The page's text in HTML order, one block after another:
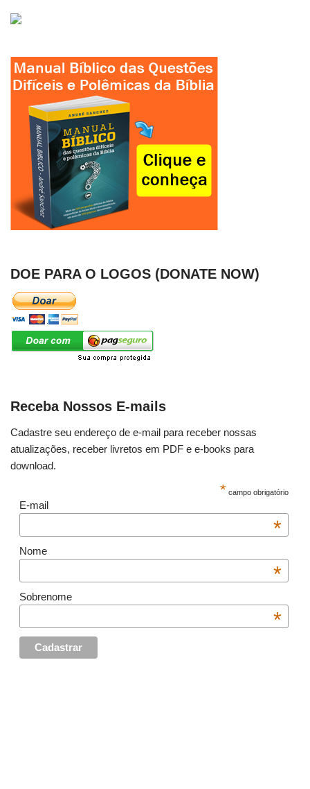
DOE PARA O LOGOS (DONATE NOW)
Receba Nossos E-mails
Cadastre seu endereço de e-mail para receber nossas
atualizações, receber livretos em PDF e e-books para
download.
* campo obrigatório
E-mail
*
Nome
*
Sobrenome
*